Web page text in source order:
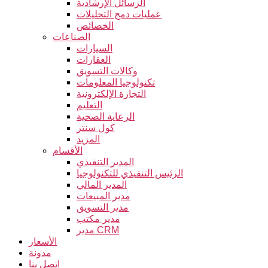
الرسائل الإرشادية
عمليات دمج التحليلات
الخصائص
الصناعات
السيارات
العقارات
وكالات التسويق
تكنولوجيا المعلومات
التجارة الإلكترونية
التعليم
الرعاية الصحية
كول سنتر
المزيد
الأقسام
المدير التنفيذي
الرئيس التنفيذي للتكنولوجيا
المدير المالي
مدير المبيعات
مدير التسويق
مدير مكتب
مدير CRM
الأسعار
مدونة
اتصل بنا